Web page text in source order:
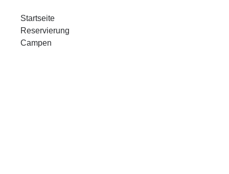
Startseite
Reservierung
Campen